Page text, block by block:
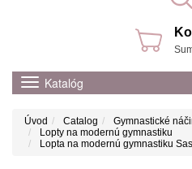
Katalóg
Úvod Catalog
Gymnastické
Lopty na modernú gymnastiku
Lopta na modernú gymnastiku